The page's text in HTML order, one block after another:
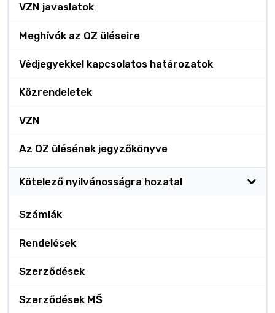
VZN javaslatok
Meghívók az OZ üléseire
Védjegyekkel kapcsolatos határozatok
Közrendeletek
VZN
Az OZ ülésének jegyzőkönyve
Kötelező nyilvánosságra hozatal
Számlák
Rendelések
Szerződések
Szerződések MŠ